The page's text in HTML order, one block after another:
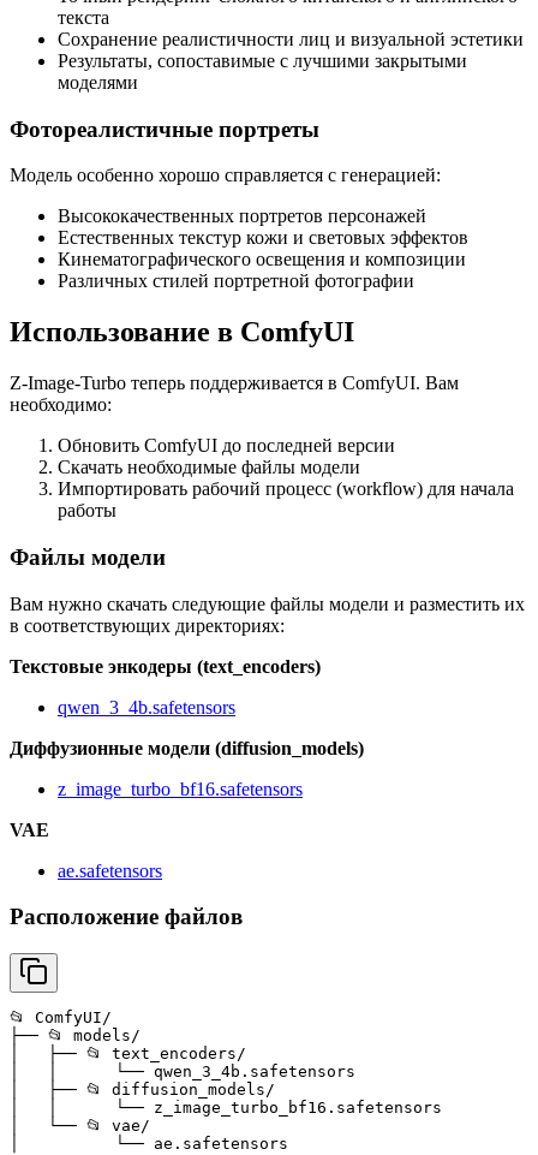
текста
Сохранение реалистичности лиц и визуальной эстетики
Результаты, сопоставимые с лучшими закрытыми
моделями
Фотореалистичные портреты
Модель особенно хорошо справляется с генерацией:
Высококачественных портретов персонажей
Естественных текстур кожи и световых эффектов
Кинематографического освещения и композиции
Различных стилей портретной фотографии
Использование в ComfyUI
Z-Image-Turbo теперь поддерживается в ComfyUI. Вам
необходимо:
Обновить ComfyUI до последней версии
Скачать необходимые файлы модели
Импортировать рабочий процесс (workflow) для начала
работы
Файлы модели
Вам нужно скачать следующие файлы модели и разместить их
в соответствующих директориях:
Текстовые энкодеры (text_encoders)
qwen_3_4b.safetensors
Диффузионные модели (diffusion_models)
z_image_turbo_bf16.safetensors
VAE
ae.safetensors
Расположение файлов
📂 ComfyUI/
├── 📂 models/
│   ├── 📂 text_encoders/
│   │      └── qwen_3_4b.safetensors
│   ├── 📂 diffusion_models/
│   │      └── z_image_turbo_bf16.safetensors
│   └── 📂 vae/
│          └── ae.safetensors